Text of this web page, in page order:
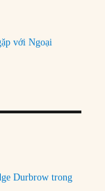
với Ngoại
Durbrow trong